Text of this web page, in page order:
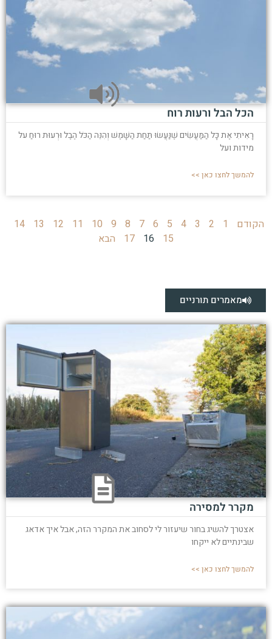
הכל הבל ורעות רוח
רָאִיתִי אֶת כָּל הַמַּעֲשִׂים שֶׁנַּעֲשׂוּ תַּחַת הַשָּׁמֶשׁ וְהִנֵּה הַכֹּל הֶבֶל וּרְעוּת רוּחַ על
מידות ועל
להמשך לחצו כאן >>
הקודם 1
2
3
4
5
6
7
8
9
10
11
12
13
14
15
16
17 הבא
מאמרים תורניים
מקרר למסירה
אצטרך להשיג בחור שיעזור לי לסחוב את המקרר הזה, אבל איך אדאג
שבינתיים לא ייקחו
להמשך לחצו כאן >>